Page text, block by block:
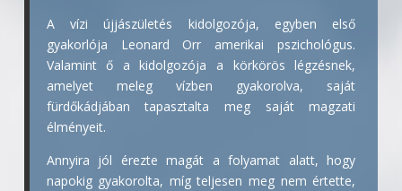
A vízi újjászületés kidolgozója, egyben első
gyakorlója Leonard Orr amerikai pszichológus.
Valamint ő a kidolgozója a körkörös légzésnek,
amelyet meleg vízben gyakorolva, saját
fürdőkádjában tapasztalta meg saját magzati
élményeit.
Annyira jól érezte magát a folyamat alatt, hogy
napokig gyakorolta, míg teljesen meg nem értette,